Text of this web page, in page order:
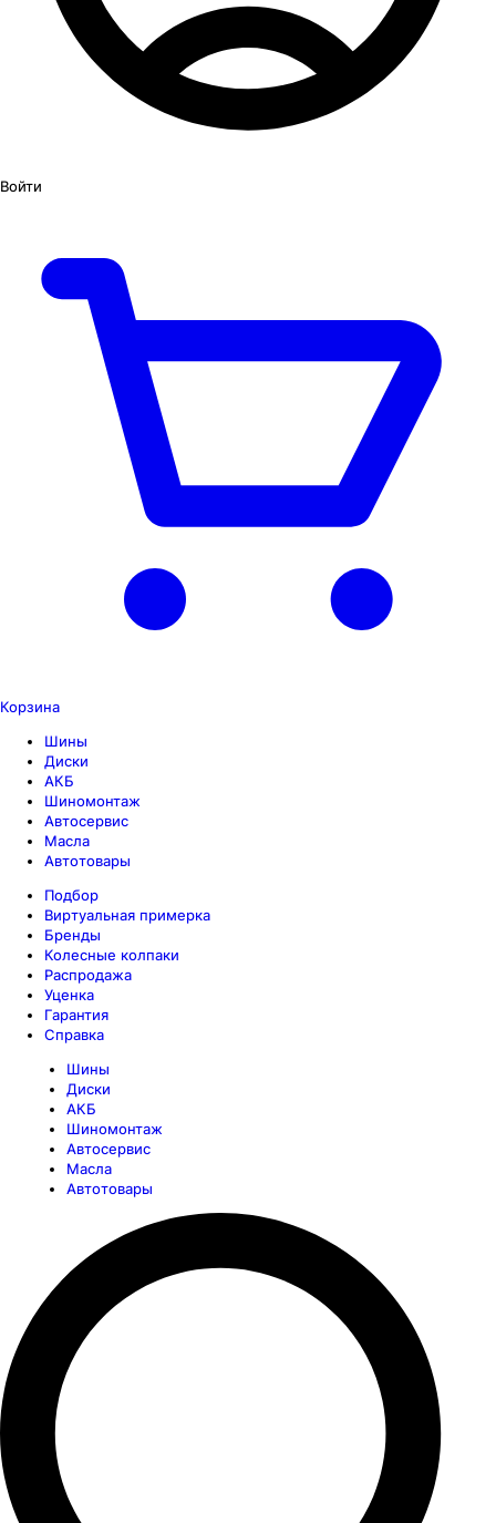
Войти
Корзина
Шины
Диски
АКБ
Шиномонтаж
Автосервис
Масла
Автотовары
Подбор
Виртуальная примерка
Бренды
Колесные колпаки
Распродажа
Уценка
Гарантия
Справка
Шины
Диски
АКБ
Шиномонтаж
Автосервис
Масла
Автотовары